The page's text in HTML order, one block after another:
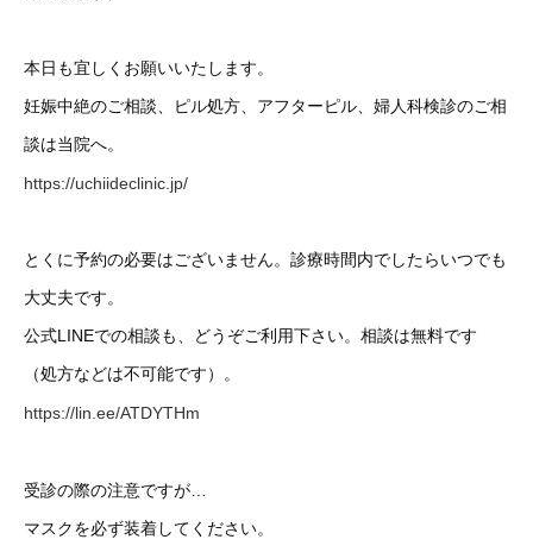
本日も宜しくお願いいたします。
妊娠中絶のご相談、ピル処方、アフターピル、婦人科検診のご相
談は当院へ。
https://uchiideclinic.jp/
とくに予約の必要はございません。診療時間内でしたらいつでも
大丈夫です。
公式LINEでの相談も、どうぞご利用下さい。相談は無料です
（処方などは不可能です）。
https://lin.ee/ATDYTHm
受診の際の注意ですが…
マスクを必ず装着してください。